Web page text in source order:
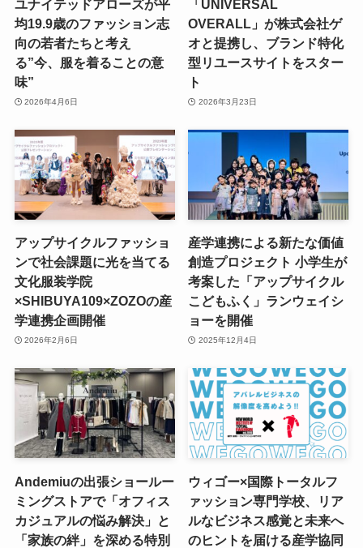
ユナイテッドアローズが平
均19.9歳のファッション志
向の若者たちと考え
る”今、服を着ることの意
味”
2026年4月6日
「UNIVERSAL
OVERALL」が株式会社ゲ
オと提携し、ブランド特化
型リユースサイトをスター
ト
2026年3月23日
アップサイクルファッショ
ンで社会課題に光を当てる
文化服装学院
×SHIBUYA109×ZOZOの産
学連携企画開催
2026年2月6日
産学連携による新たな価値
創造プロジェクト 小学生が
考案した「アップサイクル
こどもふく」ランウェイシ
ョーを開催
2025年12月4日
Andemiuの出張ショールー
ミングストアで「オフィス
カジュアルの悩み解決」と
「家族の絆」を深める特別
ウィゴー×国際トータルフ
ァッション専門学校、リア
ルなビジネス感覚と未来へ
のヒントを届ける産学協同